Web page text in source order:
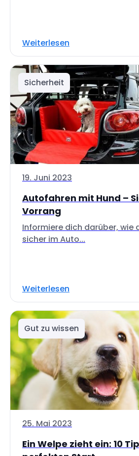
Weiterlesen
Sicherheit
19. Juni 2023
Autofahren mit Hund –
Vorrang
Informiere dich darüber, wie
sicher im Auto...
Weiterlesen
Gut zu wissen
25. Mai 2023
Ein Welpe zieht ein: 10